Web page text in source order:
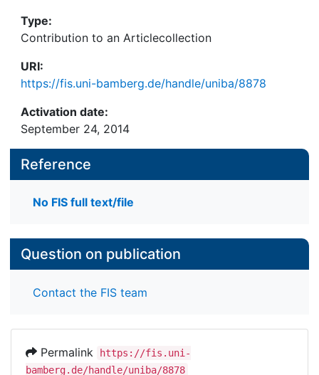
Type:
Contribution to an Articlecollection
URI:
https://fis.uni-bamberg.de/handle/uniba/8878
Activation date:
September 24, 2014
Reference
No FIS full text/file
Question on publication
Contact the FIS team
Permalink
https://fis.uni-
bamberg.de/handle/uniba/8878